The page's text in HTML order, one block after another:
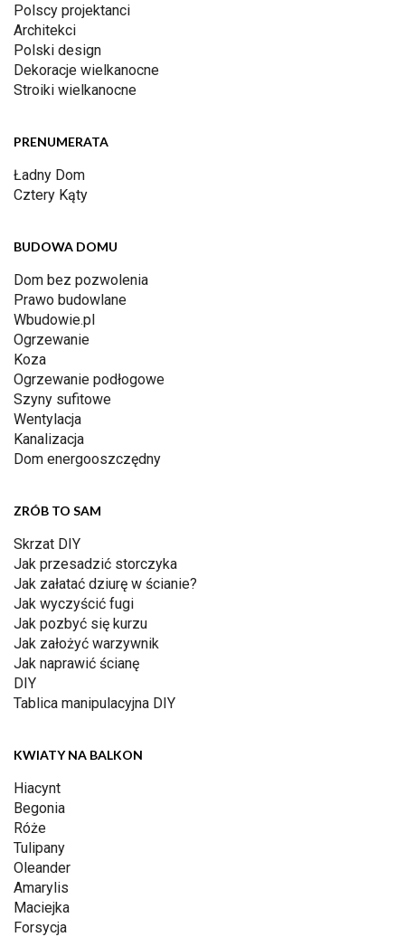
Polscy projektanci
Architekci
Polski design
Dekoracje wielkanocne
Stroiki wielkanocne
PRENUMERATA
Ładny Dom
Cztery Kąty
BUDOWA DOMU
Dom bez pozwolenia
Prawo budowlane
Wbudowie.pl
Ogrzewanie
Koza
Ogrzewanie podłogowe
Szyny sufitowe
Wentylacja
Kanalizacja
Dom energooszczędny
ZRÓB TO SAM
Skrzat DIY
Jak przesadzić storczyka
Jak załatać dziurę w ścianie?
Jak wyczyścić fugi
Jak pozbyć się kurzu
Jak założyć warzywnik
Jak naprawić ścianę
DIY
Tablica manipulacyjna DIY
KWIATY NA BALKON
Hiacynt
Begonia
Róże
Tulipany
Oleander
Amarylis
Maciejka
Forsycja